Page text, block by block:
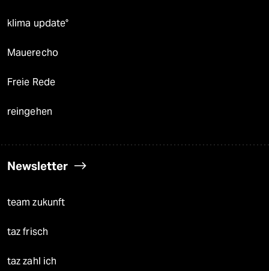
klima update°
Mauerecho
Freie Rede
reingehen
Newsletter
team zukunft
taz frisch
taz zahl ich